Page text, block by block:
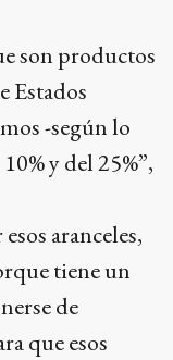
son productos
Estados
-según lo
y del 25%”,
aranceles,
tiene un
de
que esos